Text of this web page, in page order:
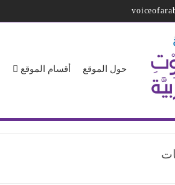
حول الموقع أقسام الموقع